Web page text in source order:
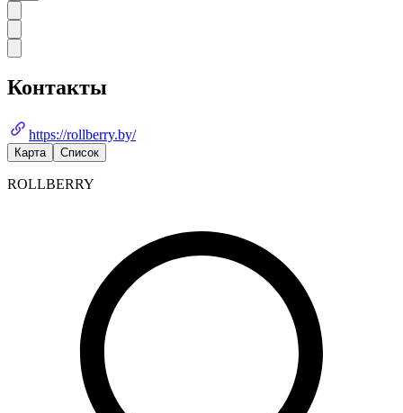
Контакты
https://rollberry.by/
Карта Список
ROLLBERRY